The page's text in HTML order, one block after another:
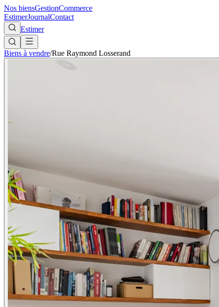
Nos biensGestionCommerce
EstimerJournalContact
Estimer
Biens à vendre/Rue Raymond Losserand